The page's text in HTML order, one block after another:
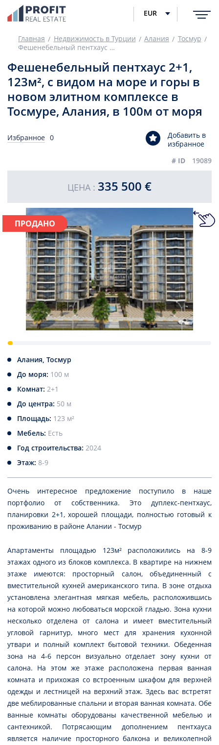
EUR
Главная Недвижимость в Турции Алания
Тосмур
Фешенебельный пентхаус 2+1, 123м², с видом на море и горы в новом элитном комплексе в Тосмуре, Алания, в 100м от моря
Фешенебельный пентхаус 2+1,
123м², с видом на море и горы в
новом элитном комплексе в
Тосмуре, Алания, в 100м от моря
Избранное 0
Добавить в
избранное
# ID
19089
ЦЕНА : 335 500 €
ПРОДАНО
Алания, Тосмур
До моря: 100 м
Комнат: 2+1
До центра: 50 м
Площадь: 123 м²
Мебель: Есть
Год строительства: 2024
Этаж: 8-9
Очень интересное предложение поступило в наше
портфолио от собственника. Это дуплекс-пентхаус,
планировки 2+1, хорошей площади, полностью готовый к
проживанию в районе Алании - Тосмур
Апартаменты площадью 123м² расположились на 8-9
этажах одного из блоков комплекса. В квартире на нижнем
этаже имеются: просторный салон, объединенный с
вместительной кухней американского типа. В зоне отдыха
установлена элегантная мягкая мебель, расположившись
на которой можно любоваться морской гладью. Зона кухни
несколько отделена от салона и имеет вместительный
угловой гарнитур, много мест для хранения кухонной
утвари и полный комплект бытовой техники. Обеденная
зона на 4-6 персон визуально отделает зону кухни от
салона. На этом же этаже расположена первая ванная
комната и прихожая со встроенным шкафом для верхней
одежды и лестницей на верхний этаж. Здесь вас встретят
две меблированные спальни и вторая ванная комната. Обе
ванные комнаты оборудованы качественной мебелью и
сантехникой. Потрясающим дополнением пентхауса
является наличие просторного балкона и великолепной